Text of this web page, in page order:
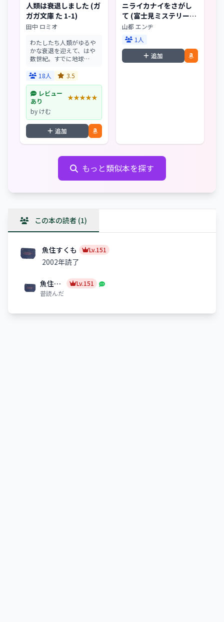
人類は衰退しました (ガ
ガガ文庫 た 1-1)
田中 ロミオ
わたしたち人類がゆるや
かな衰退を迎えて、はや
数世紀。すでに地球
たりします。平均身長10
能を持ち、お菓子が大好
きな妖精さんたち。わた
しは、そんな妖精さんと
人...
18人 3.5
レビュー
あり
★★★★★
by けむ
追加
ニライカナイをさがし
て (富士見ミステリー文
庫)
山都 エンヂ
1人
追加
もっと類似本を探す
この本の読者 (1)
魚住すくも Lv.151
2002年読了
魚住すくも
Lv.151
昔読んだ